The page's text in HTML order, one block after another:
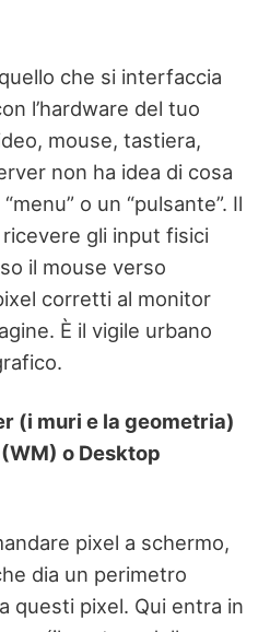
che si interfaccia
l’hardware del tuo
mouse, tastiera,
non ha idea di cosa
o un “pulsante”. Il
gli input fisici
il mouse verso
corretti al monitor
È il vigile urbano
(i muri e la geometria)
o Desktop
pixel a schermo,
dia un perimetro
questi pixel. Qui entra in